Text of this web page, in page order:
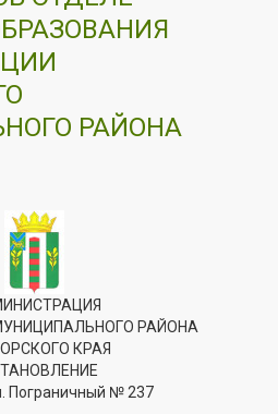
РАЙОНА
РАЙОНА
КРАЯ
Пограничный № 237